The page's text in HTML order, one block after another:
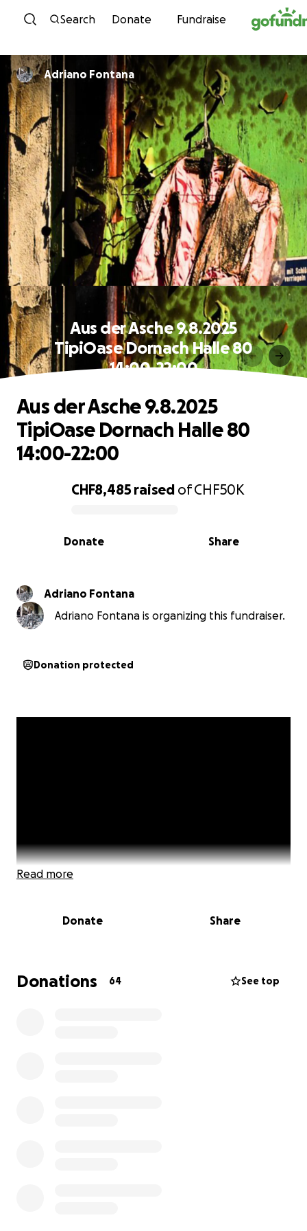
Skip to content
Search Donate Fundraise
Adriano Fontana
Aus der Asche 9.8.2025
TipiOase Dornach Halle 80
14:00-22:00
0% complete
CHF8,485 raised ofCHF50K
Share
Donate
Aus der Asche 9.8.2025
TipiOase Dornach Halle 80
14:00-22:00
Adriano Fontana
Adriano Fontana is organizing this fundraiser.
Donation protected
Read more
Donate Share
Donations 64 See top